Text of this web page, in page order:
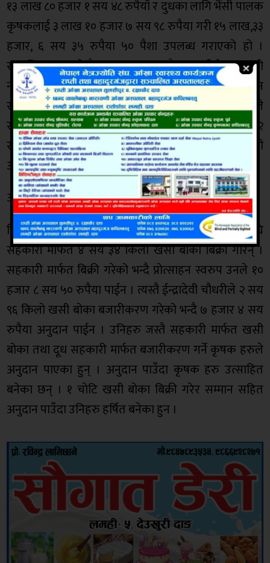
१३ लाख ८० हजार १ सय ४८ रुपैयाँ र दुधका लागि भैंसी पालक
कृषकलाई ३ लाख १० हजार ७ सय ९८ रुपैया गरी १५ लाख,३३
हजार, ६ सय ३५ रुपैया ५० पैशा उपलब्ध गराएको हो ।
सम्बन्धित कृषकले नै अनुदान पाउन भन्दै सहकारीले कृषकको
नाममा खाता खोली अनुदान रकम उपलब्ध गराउँदैछ । दिपन
सहकारीले बितरण गरिसकेको छ भने कर्मठ सहकारीले
सोमबार अनुदान रकम बितरण गर्ने जनाएको छ । अन्य २
सहकारी निलकमल र समुन्नतीले केही दिनमै खाता खोली
अनुदान रकम उपलब्ध गराउने जनाएका छन् ।
अनुदान पाउँदा किसान हर्षित
दिपन सहकारीमा आबद्द रहेकी निर्मला शर्माले १ बर्षअघि
सहकारी मार्फत ४ सय ३४ किलो खसी बोका बिक्री गरिन् ।
सहकारी मार्फत बिक्री गरेको भन्दै प्रोत्साहन स्वरुप उनले १०
हजार ८ सय ५० रुपैया पाईन । त्यस्तै ईन्द्रादेवी चौधरीले २ सय
९६ किलो खसी बोका बजारीकरण गरेको भन्दै ७ हजार ४ सय
रुपैया अनुदान पाईन । उनिहरु जस्तै सहकारी मार्फत खसी
बोका तथा दूध सहकारी मार्फत बजारीकरण गर्ने कृषक हरुले
अनुदान पाएका हुन् । अनुदान पाउँदा कृषक हरु उत्साहित
बनेका छन् । १ चोटि खसी बोका बिक्री गरेर सम्मान सहित
अनुदान पाउँदा उनिहरु हर्षित बनेका हुन ।